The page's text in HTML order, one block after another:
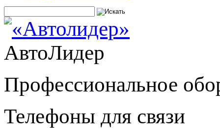
АвтоЛидер
Профессиональное
Телефоны для связи